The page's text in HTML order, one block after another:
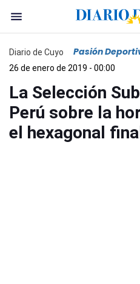
Diario de Cuyo Pasión
26 de enero de 2019 - 00:00
La Selección
Perú sobre la
el hexagonal final